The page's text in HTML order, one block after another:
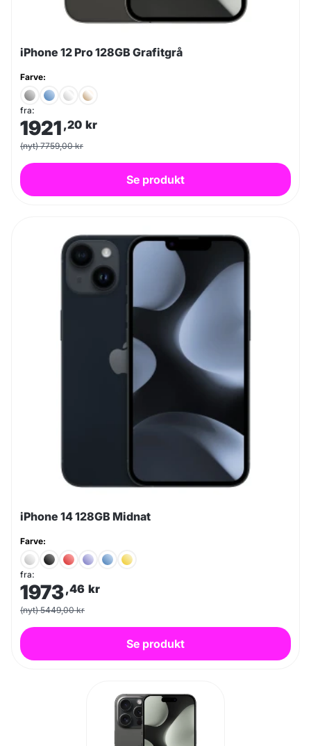
iPhone 12 Pro 128GB Grafitgrå
Farve:
fra:
1921 ,20 kr
(nyt) 7759,00 kr
Se produkt
iPhone 14 128GB Midnat
Farve:
fra:
1973,46 kr
(nyt) 5449,00 kr
Se produkt